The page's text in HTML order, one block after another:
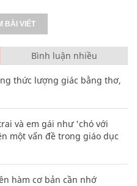
BÀI VIẾT
Bình luận nhiều
thức lượng giác bằng thơ,
và em gái như 'chó với
một vấn đề trong giáo dục
hàm cơ bản cần nhớ